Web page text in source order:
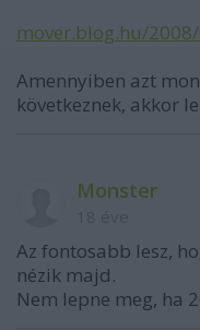
mover.blog.hu/
Amennyiben azt
következnek, akkor
Monster
Az fontosabb lesz,
nézik majd.
Nem lepne meg, ha